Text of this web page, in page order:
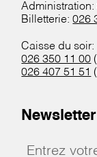
Administration:
Billetterie:026
Caisse du soir:
026 350 11 00
026 407 51 51
Newsletter